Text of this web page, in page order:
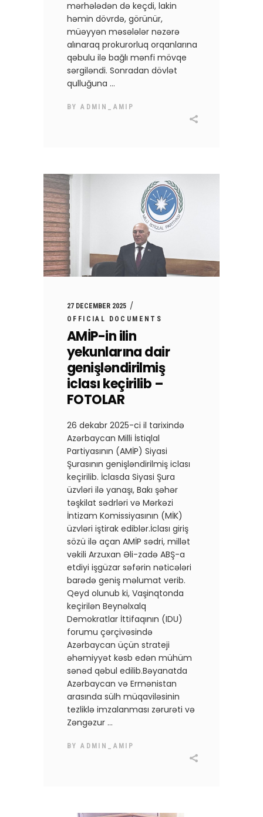
mərhələdən də keçdi, lakin
həmin dövrdə, görünür,
müəyyən məsələlər nəzərə
alınaraq prokurorluq orqanlarına
qəbulu ilə bağlı mənfi mövqe
sərgiləndi. Sonradan dövlət
qulluğuna
BYADMIN_AMIP
27 DECEMBER 2025
OFFICIAL DOCUMENTS
AMİP-in ilin
yekunlarına dair
genişləndirilmiş
iclası keçirilib –
FOTOLAR
​26 dekabr 2025-ci il tarixində
Azərbaycan Milli İstiqlal
Partiyasının (AMİP) Siyasi
Şurasının genişləndirilmiş iclası
keçirilib. İclasda Siyasi Şura
üzvləri ilə yanaşı, Bakı şəhər
təşkilat sədrləri və Mərkəzi
İntizam Komissiyasının (MİK)
üzvləri iştirak ediblər.​​İclası giriş
sözü ilə açan AMİP sədri, millət
vəkili Arzuxan Əli-zadə ABŞ-a
etdiyi işgüzar səfərin nəticələri
barədə geniş məlumat verib.
Qeyd olunub ki, Vaşinqtonda
keçirilən Beynəlxalq
Demokratlar İttifaqının (IDU)
forumu çərçivəsində
Azərbaycan üçün strateji
əhəmiyyət kəsb edən mühüm
sənəd qəbul edilib.​Bəyanatda
Azərbaycan və Ermənistan
arasında sülh müqaviləsinin
tezliklə imzalanması zərurəti və
Zəngəzur
BYADMIN_AMIP